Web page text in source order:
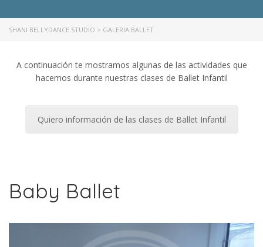
SHANI BELLYDANCE STUDIO > GALERIA BALLET
A continuación te mostramos algunas de las actividades que
hacemos durante nuestras clases de Ballet Infantil
Quiero información de las clases de Ballet Infantil
Baby Ballet